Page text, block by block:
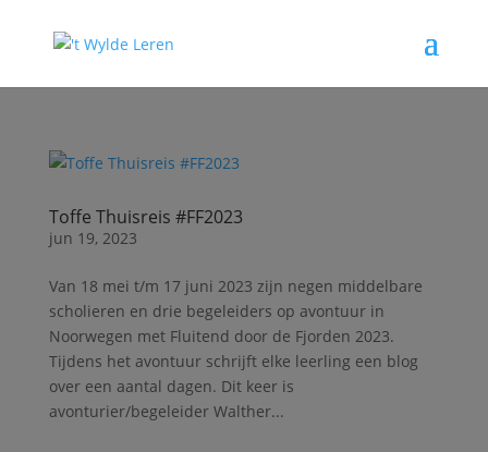
Toffe Thuisreis #FF2023
jun 19, 2023
Van 18 mei t/m 17 juni 2023 zijn negen middelbare
scholieren en drie begeleiders op avontuur in
Noorwegen met Fluitend door de Fjorden 2023.
Tijdens het avontuur schrijft elke leerling een blog
over een aantal dagen. Dit keer is
avonturier/begeleider Walther...